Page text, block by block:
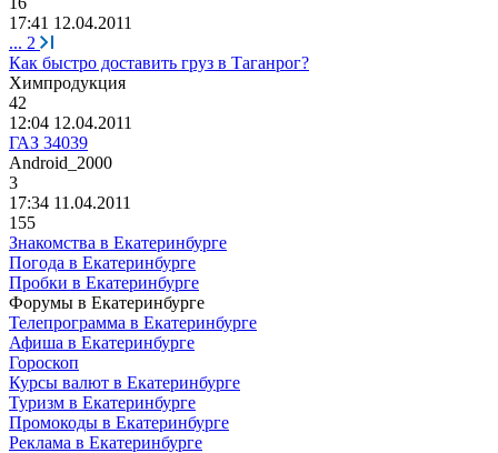
17:41 12.04.2011
... 2
Как быстро доставить груз в Таганрог?
Химпродукция
42
12:04 12.04.2011
ГАЗ 34039
Android_2000
3
17:34 11.04.2011
155
Знакомства в Екатеринбурге
Погода в Екатеринбурге
Пробки в Екатеринбурге
Форумы в Екатеринбурге
Телепрограмма в Екатеринбурге
Афиша в Екатеринбурге
Гороскоп
Курсы валют в Екатеринбурге
Туризм в Екатеринбурге
Промокоды в Екатеринбурге
Реклама в Екатеринбурге